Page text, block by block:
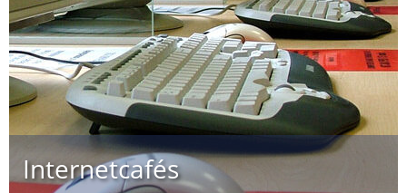
Internetcafés